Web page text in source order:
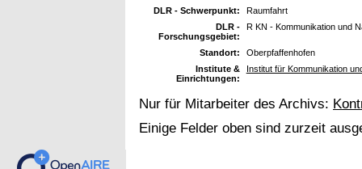
DLR - Schwerpunkt:
Raumfahrt
DLR -
Forschungsgebiet:
R KN - Kommunikation und
Standort:
Oberpfaffenhofen
Institute &
Einrichtungen:
Institut für Kommunikation
Nur für Mitarbeiter des Archivs:
Einige Felder oben sind zurzeit